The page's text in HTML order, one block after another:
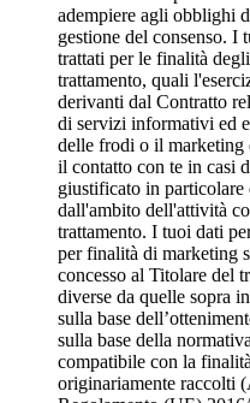
adempiere agli obblighi
gestione del consenso. I
trattati per le finalità
trattamento, quali
derivanti dal Contratto
di servizi informativi ed
delle frodi o il marketing
il contatto con te in casi
giustificato in particolare
dall'ambito dell'attività
trattamento. I tuoi dati
per finalità di marketing
concesso al Titolare del
diverse da quelle sopra
sulla base
sulla base della
compatibile con la
originariamente raccolti